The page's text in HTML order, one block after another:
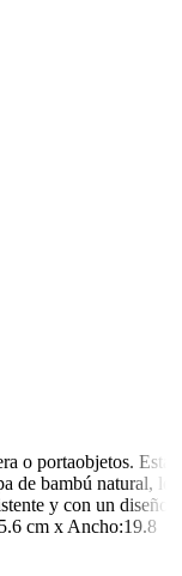
o portaobjetos. Está
de bambú natural, lo
y con un diseño
cm x Ancho:19.8